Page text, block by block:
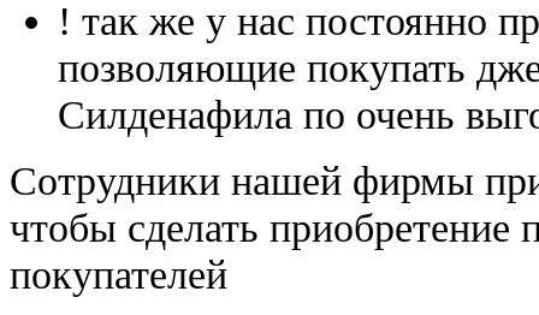
! так же у нас постоянно
позволяющие покупать
Силденафила по очень
Cотрудники нашей фирмы
чтобы сделать приобретение
покупателей